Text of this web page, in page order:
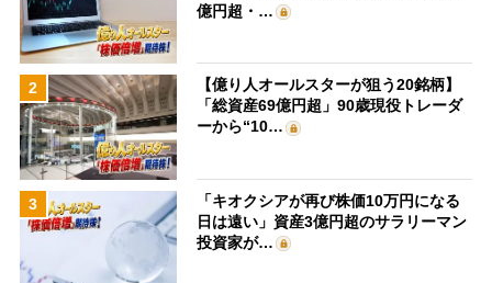
億円超・…
2
【億り人オールスターが狙う20銘柄】
「総資産69億円超」90歳現役トレーダ
ーから“10…
3
「キオクシアが再び株価10万円になる
日は遠い」資産3億円超のサラリーマン
投資家が…